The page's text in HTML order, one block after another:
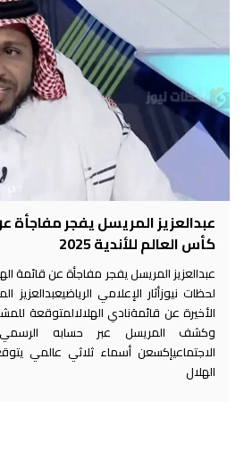
عبدالعزيز المريسل يفجر مفاجأة
كأس العالم للأندية 2025
عبدالعزيز المريسل يفجر مفاجأة عن قائمة
لحظات نيوزأثار الإعلامي الرياضيعبدالعزيز
الأخيرة عن قائمةنادي الهلالالمتوقعة
وكشف المريسل عبر حسابه
الاجتماعيإكسعن أسماء ثلاثي عالمي
الهلال